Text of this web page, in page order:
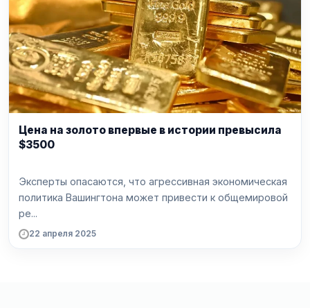
Цена на золото впервые в истории превысила
$3500
Эксперты опасаются, что агрессивная экономическая
политика Вашингтона может привести к общемировой
ре...
22 апреля 2025